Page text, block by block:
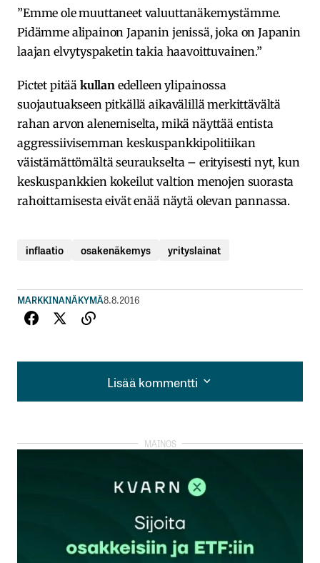
”Emme ole muuttaneet valuuttanäkemystämme.
Pidämme alipainon Japanin jenissä, joka on Japanin
laajan elvytyspaketin takia haavoittuvainen.”
Pictet pitää kullan edelleen ylipainossa
suojautuakseen pitkällä aikavälillä merkittävältä
rahan arvon alenemiselta, mikä näyttää entista
aggressiivisemman keskuspankkipolitiikan
väistämättömältä seuraukselta – erityisesti nyt, kun
keskuspankkien kokeilut valtion menojen suorasta
rahoittamisesta eivät enää näytä olevan pannassa.
inflaatio osakenäkemys yrityslainat
MARKKINANÄKYMÄ8.8.2016
Lisää kommentti
Lisää kommentti
kirjautua
rekisteröityä